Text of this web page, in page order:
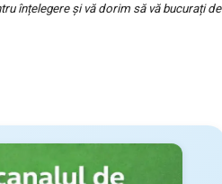
înțelegere și vă dorim să vă bucurați de